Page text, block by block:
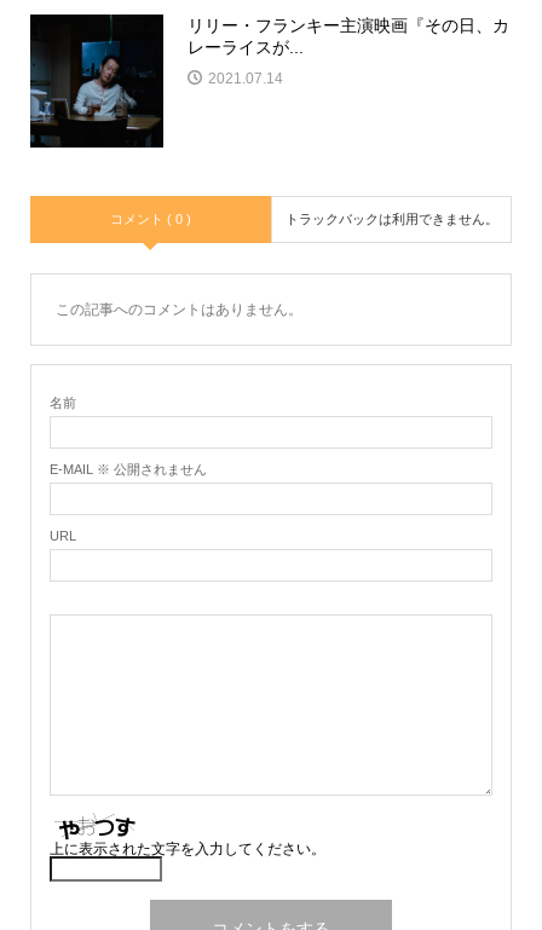
リリー・フランキー主演映画『その日、カ
レーライスが...
2021.07.14
コメント ( 0 ) トラックバックは利用できません。
この記事へのコメントはありません。
名前
E-MAIL ※ 公開されません
URL
上に表示された文字を入力してください。